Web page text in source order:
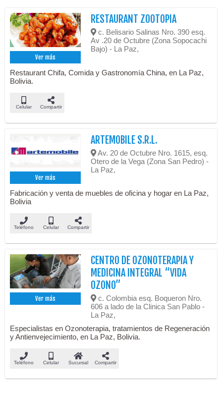
Ver más
RESTAURANT ZOOTOPIA
c. Belisario Salinas Nro. 390 esq.
Av .20 de Octubre (Zona Sopocachi
Bajo) - La Paz,
Restaurant Chifa, Comida y Gastronomía China, en La Paz,
Bolivia.
Celular Compartir
Ver más
ARTEMOBILE S.R.L.
Av. 20 de Octubre Nro. 1615, esq.
Otero de la Vega (Zona San Pedro) -
La Paz,
Fabricación y venta de muebles de oficina y hogar en La Paz,
Bolivia
Teléfono Celular Compartir
Ver más
CENTRO DE OZONOTERAPIA Y
MEDICINA INTEGRAL “VIDA
OZONO”
c. Colombia esq. Boqueron Nro.
606 a lado de la Clinica San Pablo -
La Paz,
Especialistas en Ozonoterapia, tratamientos de Regeneración
y Antienvejecimiento, en La Paz, Bolivia.
Teléfono Celular Sucursal Compartir